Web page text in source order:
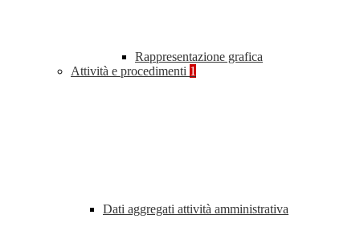
Rappresentazione grafica
Attività e procedimenti 1
Dati aggregati attività amministrativa